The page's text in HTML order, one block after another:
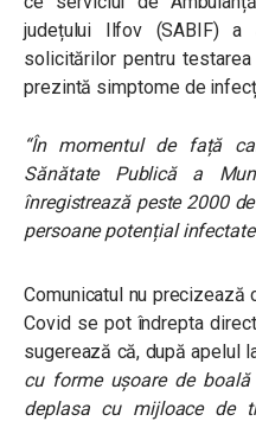
județului Ilfov (SABIF)
solicitărilor pentru
prezintă simptome de
“În momentul de față
Sănătate Publică a
înregistrează peste 2000
persoane potențial infectate
Comunicatul nu precizează
Covid se pot îndrepta
sugerează că, după apelul
cu forme ușoare de
deplasa cu mijloace de